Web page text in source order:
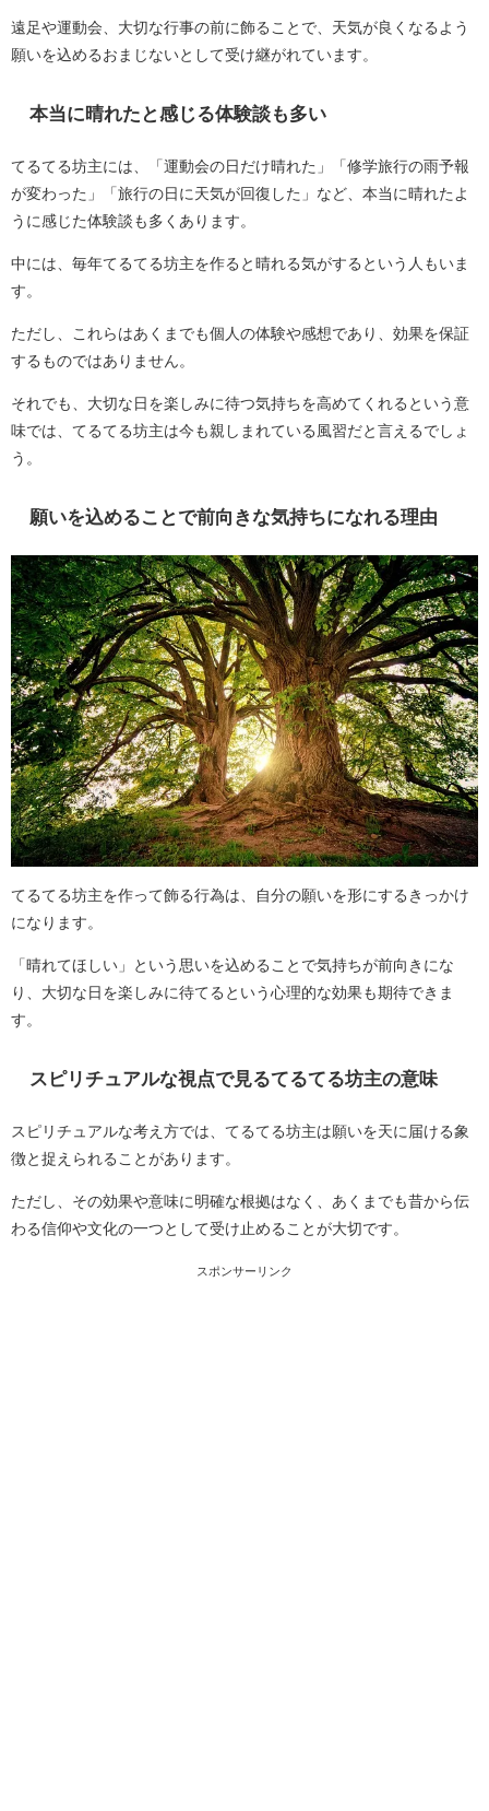
遠足や運動会、大切な行事の前に飾ることで、天気が良くなるよう
願いを込めるおまじないとして受け継がれています。
本当に晴れたと感じる体験談も多い
てるてる坊主には、「運動会の日だけ晴れた」「修学旅行の雨予報
が変わった」「旅行の日に天気が回復した」など、本当に晴れたよ
うに感じた体験談も多くあります。
中には、毎年てるてる坊主を作ると晴れる気がするという人もいま
す。
ただし、これらはあくまでも個人の体験や感想であり、効果を保証
するものではありません。
それでも、大切な日を楽しみに待つ気持ちを高めてくれるという意
味では、てるてる坊主は今も親しまれている風習だと言えるでしょ
う。
願いを込めることで前向きな気持ちになれる理由
てるてる坊主を作って飾る行為は、自分の願いを形にするきっかけ
になります。
「晴れてほしい」という思いを込めることで気持ちが前向きにな
り、大切な日を楽しみに待てるという心理的な効果も期待できま
す。
スピリチュアルな視点で見るてるてる坊主の意味
スピリチュアルな考え方では、てるてる坊主は願いを天に届ける象
徴と捉えられることがあります。
ただし、その効果や意味に明確な根拠はなく、あくまでも昔から伝
わる信仰や文化の一つとして受け止めることが大切です。
スポンサーリンク